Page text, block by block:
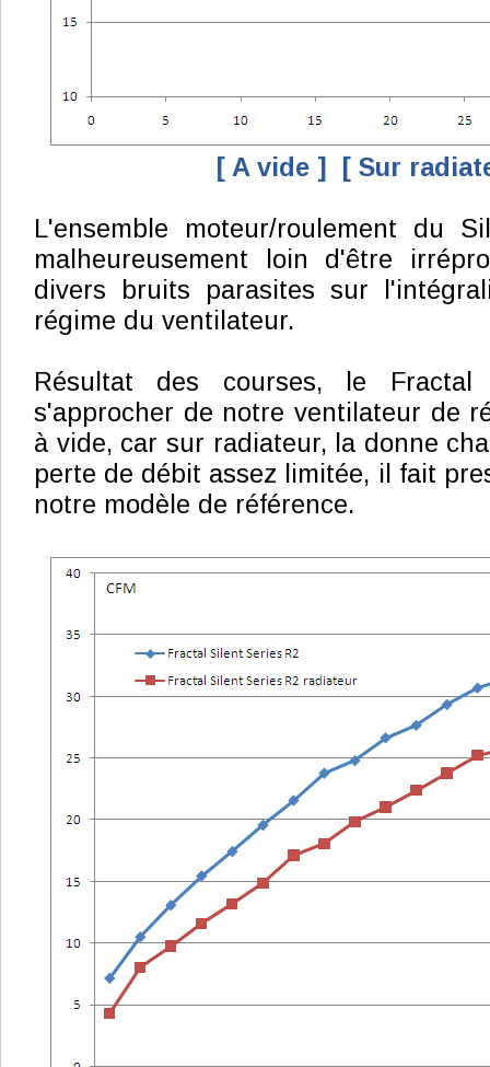
[ A vide ] [ Sur
L'ensemble moteur/roulement du
malheureusement loin d'être
divers bruits parasites sur
régime du ventilateur.
Résultat des courses, le
s'approcher de notre ventilateur de
à vide, car sur radiateur, la donne
perte de débit assez limitée, il fait
notre modèle de référence.